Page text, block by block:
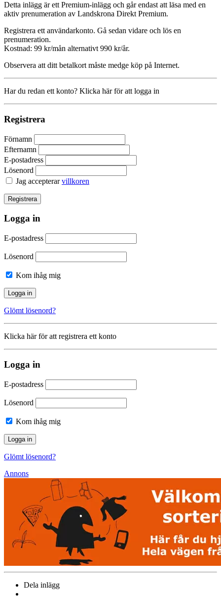
Detta inlägg är ett Premium-inlägg och går endast att läsa med en
aktiv prenumeration av Landskrona Direkt Premium.
Registrera ett användarkonto. Gå sedan vidare och lös en
prenumeration.
Kostnad: 99 kr/mån alternativt 990 kr/år.
Observera att ditt betalkort måste medge köp på Internet.
Har du redan ett konto? Klicka här för att logga in
Registrera
Förnamn
Efternamn
E-postadress
Lösenord
Jag accepterarvillkoren
Logga in
E-postadress
Lösenord
Kom ihåg mig
Glömt lösenord?
Klicka här för att registrera ett konto
Logga in
E-postadress
Lösenord
Kom ihåg mig
Glömt lösenord?
Annons
Dela inlägg